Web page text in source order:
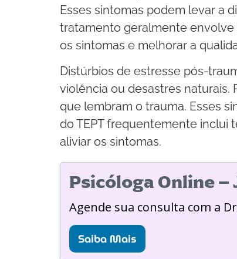
Esses sintomas podem levar a
tratamento geralmente envolve
os sintomas e melhorar a
Distúrbios de estresse pós-
violência ou desastres naturais.
que lembram o trauma. Esses
do TEPT frequentemente inclui
aliviar os sintomas.
Psicóloga Online –
Agende sua consulta com a
Saiba Mais